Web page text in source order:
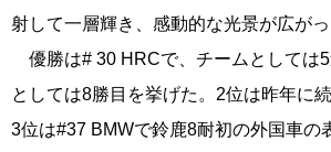
射して一層輝き、感動的な光景が広がっ
優勝は# 30 HRCで、チームとしては
としては8勝目を挙げた。2位は昨年に
3位は#37 BMWで鈴鹿8耐初の外国車の